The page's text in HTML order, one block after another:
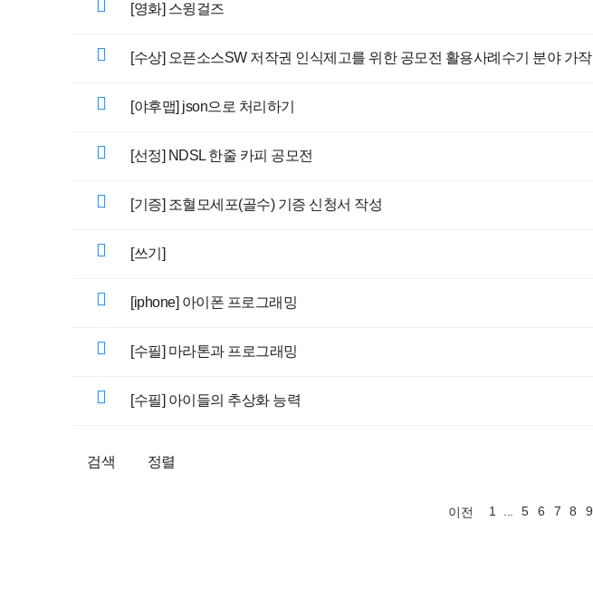
[영화] 스윙걸즈
[수상] 오픈소스SW 저작권 인식제고를 위한 공모전 활용사례수기 분야 가작
[야후맵] json으로 처리하기
[선정] NDSL 한줄 카피 공모전
[기증] 조혈모세포(골수) 기증 신청서 작성
[쓰기]
[iphone] 아이폰 프로그래밍
[수필] 마라톤과 프로그래밍
[수필] 아이들의 추상화 능력
검색 정렬
이전 1 ... 5 6 7 8 9